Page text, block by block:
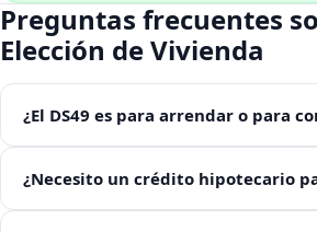
Preguntas frecuentes
Elección de Vivienda
¿El DS49 es para arrendar o para
¿Necesito un crédito hipotecario